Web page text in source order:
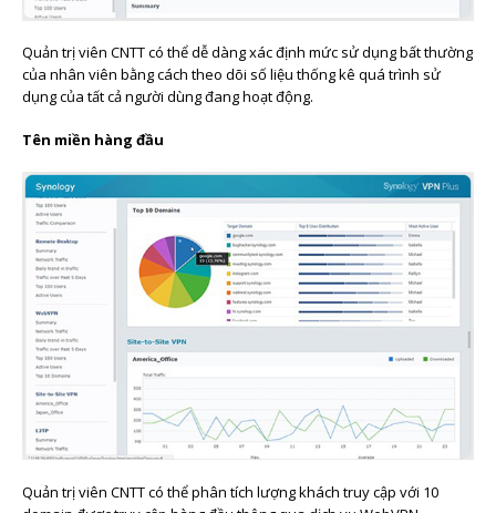
Quản trị viên CNTT có thể dễ dàng xác định mức sử dụng bất thường
của nhân viên bằng cách theo dõi số liệu thống kê quá trình sử
dụng của tất cả người dùng đang hoạt động.
Tên miền hàng đầu
Quản trị viên CNTT có thể phân tích lượng khách truy cập với 10